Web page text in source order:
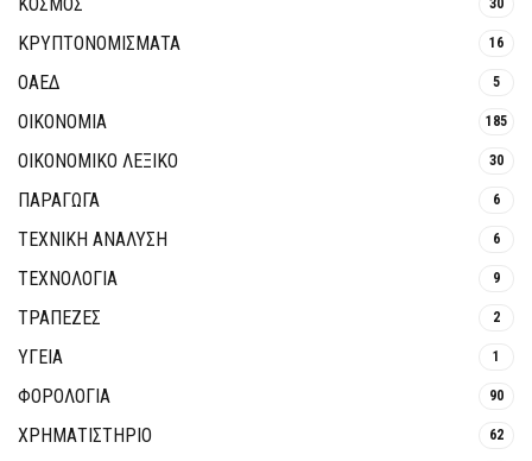
ΚΡΥΠΤΟΝΟΜΊΣΜΑΤΑ 16
ΟΑΕΔ 5
ΟΙΚΟΝΟΜΙΑ 185
ΟΙΚΟΝΟΜΙΚΟ ΛΕΞΙΚΟ 30
ΠΑΡΑΓΩΓΑ 6
ΤΕΧΝΙΚΗ ΑΝΑΛΥΣΗ 6
ΤΕΧΝΟΛΟΓΙΑ 9
ΤΡΆΠΕΖΕΣ 2
ΥΓΕΙΑ 1
ΦΟΡΟΛΟΓΙΑ 90
ΧΡΗΜΑΤΙΣΤΗΡΙΟ 62